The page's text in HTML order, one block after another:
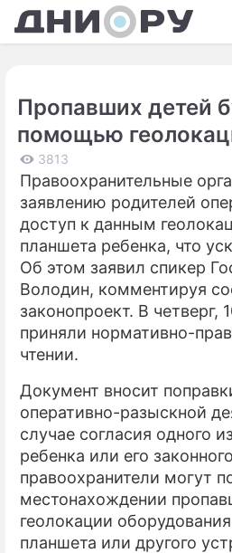
Пропавших детей
помощью
3813
Правоохранительные
заявлению родителей
доступ к данным
планшета ребенка, что
Об этом заявил спикер
Володин, комментируя
законопроект. В четверг,
приняли нормативно-
чтении.
Документ вносит
оперативно-разыскной
случае согласия одного
ребенка или его
правоохранители могут
местонахождении
геолокации
планшета или другого